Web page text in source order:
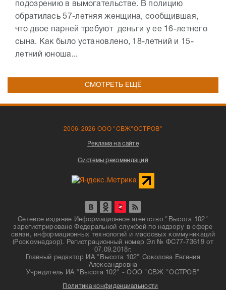
подозрению в вымогательстве. В полицию
обратилась 57-летняя женщина, сообщившая,
что двое парней требуют деньги у ее 16-летнего
сына. Как было установлено, 18-летний и 15-
летний юноша...
СМОТРЕТЬ ЕЩЁ
2006-2026 ООО "СВЖ"ОСТРОВ"
Реклама на сайте
Системы рекомендаций
Сетевое издание Информационное агентство "Высота 102"
зарегистрировано Федеральной службой по надзору в сфере
связи, информационных технологий и массовых коммуникаций
(Роскомнадзор). Регистрационный номер Эл № ФС77-73619 от
07.09.2018г.
Главный редактор ИА "Высота 102" Соколова Евгения
Александровна
Учредитель ИА "Высота 102" - ООО "СВЖ "ОСТРОВ"
Политика конфиденциальности